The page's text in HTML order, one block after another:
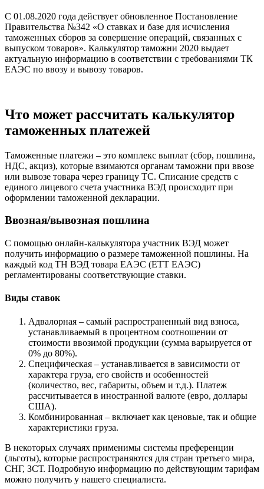
С 01.08.2020 года действует обновленное Постановление
Правительства №342 «О ставках и базе для исчисления
таможенных сборов за совершение операций, связанных с
выпуском товаров». Калькулятор таможни 2020 выдает
актуальную информацию в соответствии с требованиями ТК
ЕАЭС по ввозу и вывозу товаров.
Что может рассчитать калькулятор
таможенных платежей
Таможенные платежи – это комплекс выплат (сбор, пошлина,
НДС, акциз), которые взимаются органам таможни при ввозе
или вывозе товара через границу ТС. Списание средств с
единого лицевого счета участника ВЭД происходит при
оформлении таможенной декларации.
Ввозная/вывозная пошлина
С помощью онлайн-калькулятора участник ВЭД может
получить информацию о размере таможенной пошлины. На
каждый код ТН ВЭД товара ЕАЭС (ЕТТ ЕАЭС)
регламентированы соответствующие ставки.
Виды ставок
Адвалорная – самый распространенный вид взноса,
устанавливаемый в процентном соотношении от
стоимости ввозимой продукции (сумма варьируется от
0% до 80%).
Специфическая – устанавливается в зависимости от
характера груза, его свойств и особенностей
(количество, вес, габариты, объем и т.д.). Платеж
рассчитывается в иностранной валюте (евро, доллары
США).
Комбинированная – включает как ценовые, так и общие
характеристики груза.
В некоторых случаях применимы системы преференции
(льготы), которые распространяются для стран третьего мира,
СНГ, ЗСТ. Подробную информацию по действующим тарифам
можно получить у нашего специалиста.